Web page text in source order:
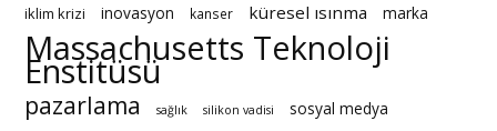
iklim krizi inovasyon kanser küresel ısınma marka
Massachusetts Teknoloji
Enstitüsü
pazarlama sağlık silikon vadisi sosyal medya